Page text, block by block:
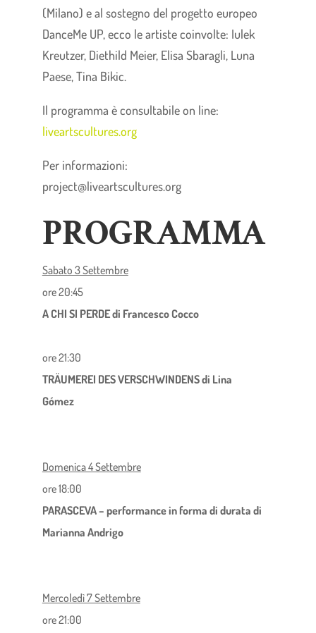
(Milano) e al sostegno del progetto europeo
DanceMe UP, ecco le artiste coinvolte: Iulek
Kreutzer, Diethild Meier, Elisa Sbaragli, Luna
Paese, Tina Bikic.
Il programma è consultabile on line:
liveartscultures.org
Per informazioni:
project@liveartscultures.org
PROGRAMMA
Sabato 3 Settembre
ore 20:45
A CHI SI PERDE di Francesco Cocco
ore 21:30
TRÄUMEREI DES VERSCHWINDENS di Lina
Gómez
Domenica 4 Settembre
ore 18:00
PARASCEVA – performance in forma di durata di
Marianna Andrigo
Mercoledì 7 Settembre
ore 21:00